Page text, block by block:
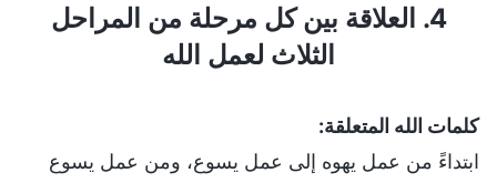
4. العلاقة بين كل مرحلة من المراحل
الثلاث لعمل الله
كلمات الله المتعلقة:
ابتداءً من عمل يهوه إلى عمل يسوع، ومن عمل يسوع